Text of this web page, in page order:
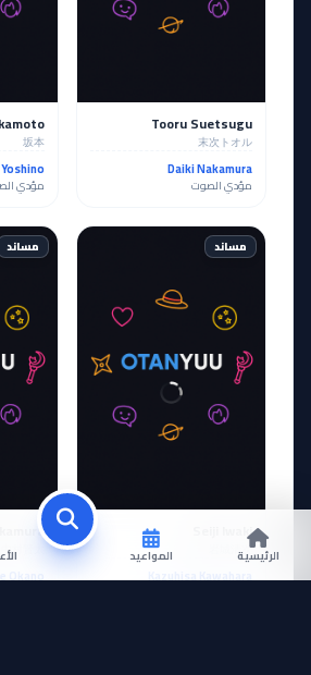
الرئيسية المواعيد
Tooru Suetsugu
末次トオル
Daiki Nakamura
مؤدي الصوت
坂本
مؤدي
مساند
Seiji Iwaki
岩城清次
Kazuhisa Kawahara
مساند
中村賢太
Okano